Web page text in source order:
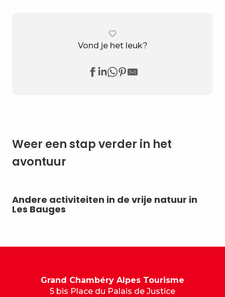
Vond je het leuk?
Weer een stap verder in het
avontuur
Andere activiteiten in de vrije natuur in
Les Bauges
Grand Chambéry Alpes Tourisme
5 bis Place du Palais de Justice